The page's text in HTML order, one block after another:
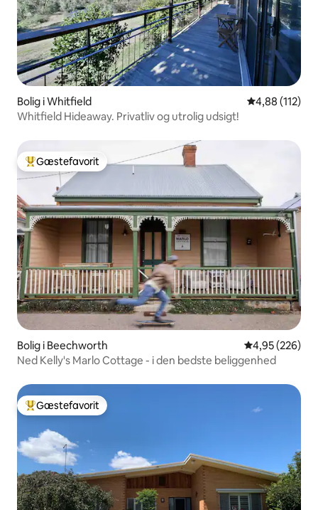
Bolig i Whitfield 4,88 ud af 5 i
4,88 (112)
Whitfield Hideaway. Privatliv og utrolig udsigt!
Bedste gæstefavorit
Gæstefavorit
Bolig i Beechworth 4,95 ud af 5 i
4,95 (226)
Ned Kelly's Marlo Cottage - i den bedste beliggenhed
Bedste gæstefavorit
Gæstefavorit